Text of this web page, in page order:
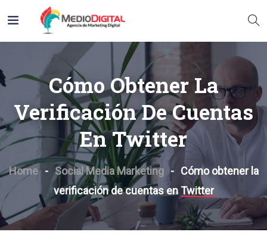
Cómo Obtener La
Verificación De Cuentas
En Twitter
Home Social Media Marketing
Cómo obtener la
verificación de cuentas en Twitter